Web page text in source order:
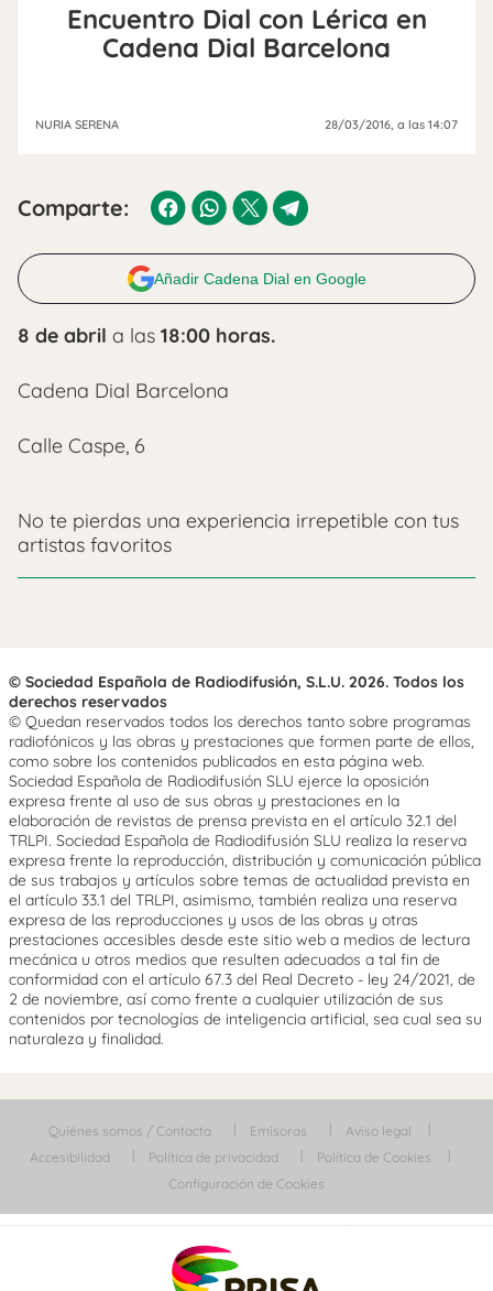
Encuentro Dial con Lérica en
Cadena Dial Barcelona
NURIA SERENA 28/03/2016 , a las 14:07
Comparte:
Añadir Cadena Dial en Google
8 de abril a las 18:00 horas.
Cadena Dial Barcelona
Calle Caspe, 6
No te pierdas una experiencia irrepetible con tus
artistas favoritos
© Sociedad Española de Radiodifusión, S.L.U. 2026. Todos los
derechos reservados
© Quedan reservados todos los derechos tanto sobre programas
radiofónicos y las obras y prestaciones que formen parte de ellos,
como sobre los contenidos publicados en esta página web.
Sociedad Española de Radiodifusión SLU ejerce la oposición
expresa frente al uso de sus obras y prestaciones en la
elaboración de revistas de prensa prevista en el artículo 32.1 del
TRLPI. Sociedad Española de Radiodifusión SLU realiza la reserva
expresa frente la reproducción, distribución y comunicación pública
de sus trabajos y artículos sobre temas de actualidad prevista en
el artículo 33.1 del TRLPI, asimismo, también realiza una reserva
expresa de las reproducciones y usos de las obras y otras
prestaciones accesibles desde este sitio web a medios de lectura
mecánica u otros medios que resulten adecuados a tal fin de
conformidad con el artículo 67.3 del Real Decreto - ley 24/2021, de
2 de noviembre, así como frente a cualquier utilización de sus
contenidos por tecnologías de inteligencia artificial, sea cual sea su
naturaleza y finalidad.
Quiénes somos / Contacta Emisoras
Aviso legal
Accesibilidad
Política de privacidad
Política de Cookies
Configuración de Cookies